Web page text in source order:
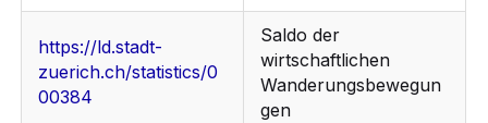
https://ld.stadt-
zuerich.ch/statistics/0
00384
Saldo der
wirtschaftlichen
Wanderungsbewegun
gen